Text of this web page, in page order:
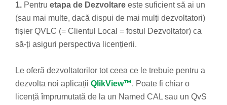
1. Pentru etapa de Dezvoltare este suficient să ai un
(sau mai multe, dacă dispui de mai mulți dezvoltatori)
fișier QVLC (= Clientul Local = fostul Dezvoltator) ca
să-ți asiguri perspectiva licențierii.
Le oferă dezvoltatorilor tot ceea ce le trebuie pentru a
dezvolta noi aplicații QlikView™. Poate fi chiar o
licență împrumutată de la un Named CAL sau un QvS